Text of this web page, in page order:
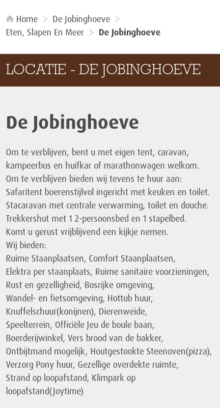
Home
De Jobinghoeve
Eten, Slapen En Meer
De Jobinghoeve
LOCATIE - DE JOBINGHOEVE
De Jobinghoeve
Om te verblijven, bent u met eigen tent, caravan,
kampeerbus en huifkar of marathonwagen welkom.
Om te verblijven bieden wij tevens te huur aan:
Safaritent boerenstijlvol ingericht met keuken en toilet.
Stacaravan met centrale verwarming, toilet en douche.
Trekkershut met 1 2-persoonsbed en 1 stapelbed.
Komt u gerust vrijblijvend een kijkje nemen.
Wij bieden:
Ruime Staanplaatsen, Comfort Staanplaatsen,
Elektra per staanplaats, Ruime sanitaire voorzieningen,
Rust en gezelligheid, Bosrijke omgeving,
Wandel- en fietsomgeving, Hottub huur,
Knuffelschuur(konijnen), Dierenweide,
Speelterrein, Officiële Jeu de boule baan,
Boerderijwinkel, Vers brood van de bakker,
Ontbijtmand mogelijk, Houtgestookte Steenoven(pizza),
Verzorg Pony huur, Gezellige overdekte ruimte,
Strand op loopafstand, Klimpark op
loopafstand(Joytime)